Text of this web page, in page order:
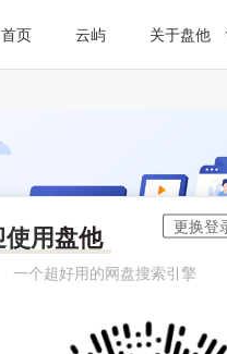
首页 云屿 关于盘他
用盘他
一个超好用的网盘搜索引擎